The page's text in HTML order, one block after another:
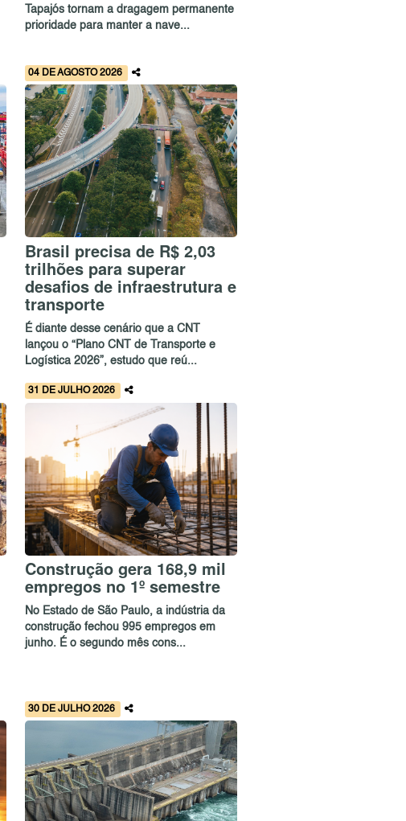
Tapajós tornam a dragagem permanente
prioridade para manter a nave...
04 DE AGOSTO 2026
Brasil precisa de R$ 2,03
trilhões para superar
desafios de infraestrutura e
transporte
É diante desse cenário que a CNT
lançou o “Plano CNT de Transporte e
Logística 2026”, estudo que reú...
31 DE JULHO 2026
Construção gera 168,9 mil
empregos no 1º semestre
No Estado de São Paulo, a indústria da
construção fechou 995 empregos em
junho. É o segundo mês cons...
30 DE JULHO 2026